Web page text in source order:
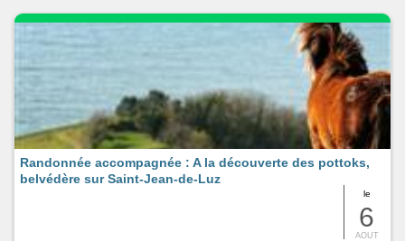
le
6
AOUT
Randonnée accompagnée : A la découverte des pottoks,
belvédère sur Saint-Jean-de-Luz